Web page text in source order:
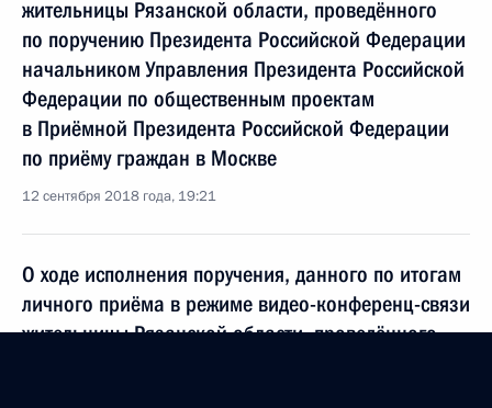
жительницы Рязанской области, проведённого
по поручению Президента Российской Федерации
начальником Управления Президента Российской
Федерации по общественным проектам
в Приёмной Президента Российской Федерации
по приёму граждан в Москве
12 сентября 2018 года, 19:21
О ходе исполнения поручения, данного по итогам
личного приёма в режиме видео-конференц-связи
жительницы Рязанской области, проведённого